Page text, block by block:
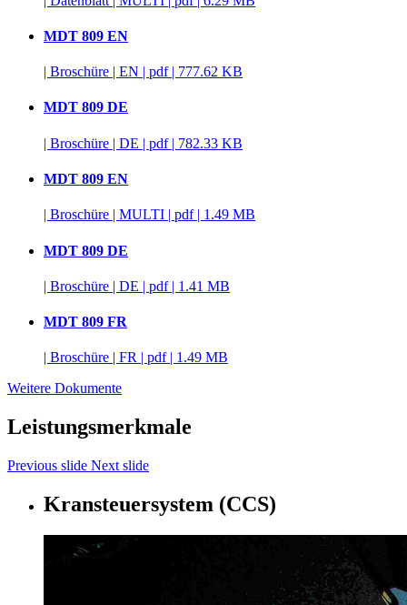
MDT 809 EN
| Broschüre | EN | pdf | 777.62 KB
MDT 809 DE
| Broschüre | DE | pdf | 782.33 KB
MDT 809 EN
| Broschüre | MULTI | pdf | 1.49 MB
MDT 809 DE
| Broschüre | DE | pdf | 1.41 MB
MDT 809 FR
| Broschüre | FR | pdf | 1.49 MB
Weitere Dokumente
Leistungsmerkmale
Previous slide Next slide
Kransteuersystem (CCS)